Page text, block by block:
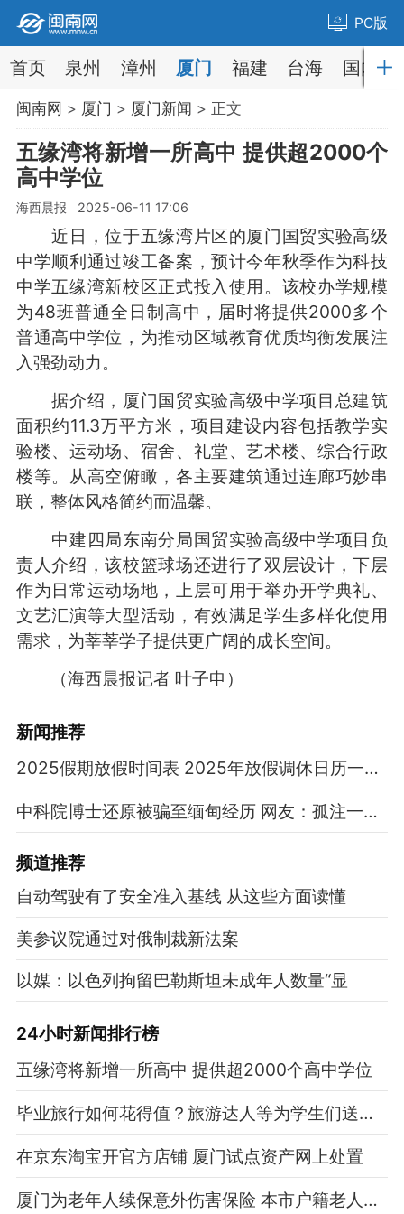
PC版
首页 泉州 漳州 厦门 福建 台海 国内
闽南网 > 厦门 > 厦门新闻 > 正文
五缘湾将新增一所高中 提供超2000个
高中学位
海西晨报 2025-06-11 17:06
近日，位于五缘湾片区的厦门国贸实验高级
中学顺利通过竣工备案，预计今年秋季作为科技
中学五缘湾新校区正式投入使用。该校办学规模
为48班普通全日制高中，届时将提供2000多个
普通高中学位，为推动区域教育优质均衡发展注
入强劲动力。
据介绍，厦门国贸实验高级中学项目总建筑
面积约11.3万平方米，项目建设内容包括教学实
验楼、运动场、宿舍、礼堂、艺术楼、综合行政
楼等。从高空俯瞰，各主要建筑通过连廊巧妙串
联，整体风格简约而温馨。
中建四局东南分局国贸实验高级中学项目负
责人介绍，该校篮球场还进行了双层设计，下层
作为日常运动场地，上层可用于举办开学典礼、
文艺汇演等大型活动，有效满足学生多样化使用
需求，为莘莘学子提供更广阔的成长空间。
（海西晨报记者 叶子申）
新闻推荐
2025假期放假时间表 2025年放假调休日历一览表
中科院博士还原被骗至缅甸经历 网友：孤注一掷现实版
频道推荐
自动驾驶有了安全准入基线 从这些方面读懂
美参议院通过对俄制裁新法案
以媒：以色列拘留巴勒斯坦未成年人数量“显
24小时新闻排行榜
五缘湾将新增一所高中 提供超2000个高中学位
毕业旅行如何花得值？旅游达人等为学生们送上参考指南
在京东淘宝开官方店铺 厦门试点资产网上处置
厦门为老年人续保意外伤害保险 本市户籍老人无需申请